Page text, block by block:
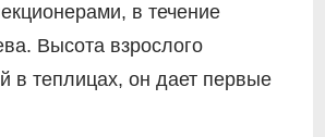
в течение
Высота взрослого
в теплицах, он дает первые